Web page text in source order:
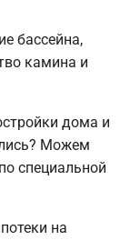
бассейна,
камина и
дома и
Можем
специальной
на